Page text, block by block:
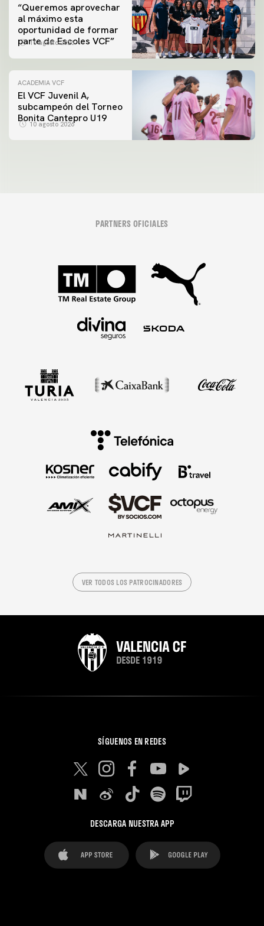
“Queremos aprovechar
al máximo esta
oportunidad de formar
parte de Escoles VCF”
10 agosto 2026
ACADEMIA VCF
El VCF Juvenil A,
subcampeón del Torneo
Bonita Cantepro U19
10 agosto 2026
PARTNERS OFICIALES
VER TODOS LOS PATROCINADORES
SÍGUENOS EN REDES
DESCARGA NUESTRA APP